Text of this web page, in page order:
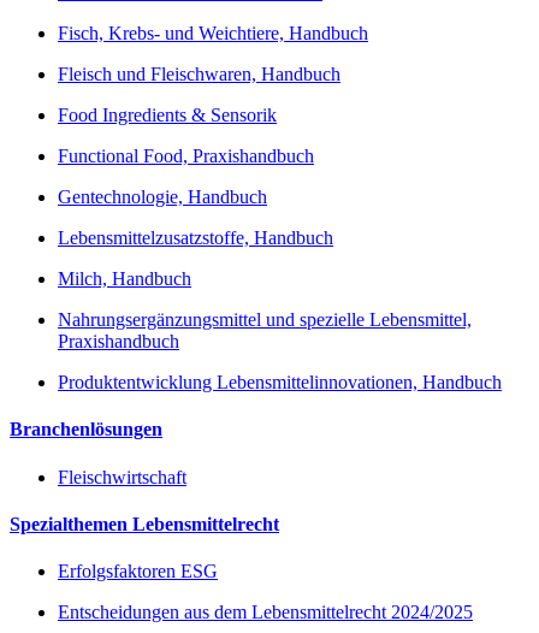
Fisch, Krebs- und Weichtiere, Handbuch
Fleisch und Fleischwaren, Handbuch
Food Ingredients & Sensorik
Functional Food, Praxishandbuch
Gentechnologie, Handbuch
Lebensmittelzusatzstoffe, Handbuch
Milch, Handbuch
Nahrungsergänzungsmittel und spezielle Lebensmittel,
Praxishandbuch
Produktentwicklung Lebensmittelinnovationen, Handbuch
Branchenlösungen
Fleischwirtschaft
Spezialthemen Lebensmittelrecht
Erfolgsfaktoren ESG
Entscheidungen aus dem Lebensmittelrecht 2024/2025